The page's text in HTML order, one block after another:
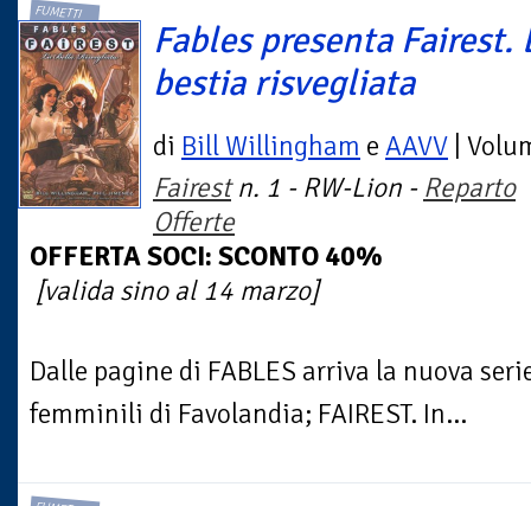
FUMETTI
Fables presenta Fairest.
bestia risvegliata
di Bill Willingham e AAVV |
Fairestn. 1 - RW-Lion - Reparto
Offerte
OFFERTA SOCI: SCONTO 40%
[valida sino al 14 marzo]
Dalle pagine di FABLES arriva la nuova
femminili di Favolandia; FAIREST. In...